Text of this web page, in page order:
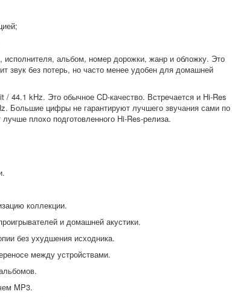
исполнителя, альбом, номер дорожки, жанр и обложку. Это
звук без потерь, но часто менее удобен для домашней
44.1 kHz. Это обычное CD-качество. Встречается и Hi-Res
Большие цифры не гарантируют лучшего звучания сами по
плохо подготовленного Hi-Res-релиза.
коллекции.
и домашней акустики.
без ухудшения исходника.
между устройствами.
MP3.